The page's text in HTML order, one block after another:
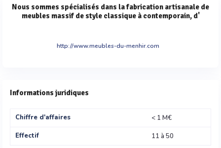
Nous sommes spécialisés dans la fabrication artisanale de
meubles massif de style classique à contemporain, d'
http://www.meubles-du-menhir.com
Informations juridiques
Chiffre d'affaires
< 1 M€
Effectif
11 à 50